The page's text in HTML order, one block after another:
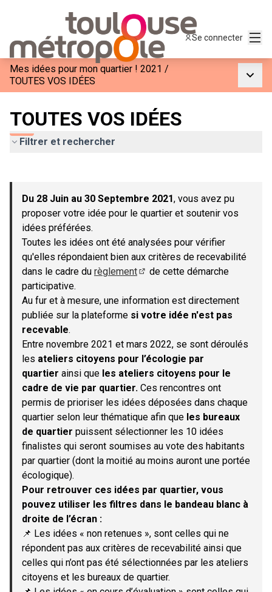
Se connecter
Mes idées pour mon quartier ! 2021 /
TOUTES VOS IDÉES
TOUTES VOS IDÉES
Filtrer et rechercher
−
Du 28 Juin au 30 Septembre 2021, vous avez pu
proposer votre idée pour le quartier et soutenir vos
idées préférées.
Toutes les idées ont été analysées pour vérifier
qu'elles répondaient bien aux critères de recevabilité
dans le cadre du règlement
de cette démarche
participative.
Au fur et à mesure, une information est directement
publiée sur la plateforme si votre idée n'est pas
recevable.
Entre novembre 2021 et mars 2022, se sont déroulés
les ateliers citoyens pour l’écologie par
quartier ainsi que les ateliers citoyens pour le
cadre de vie par quartier. Ces rencontres ont
permis de prioriser les idées déposées dans chaque
quartier selon leur thématique afin que les bureaux
de quartier puissent sélectionner les 10 idées
finalistes qui seront soumises au vote des habitants
par quartier (dont la moitié au moins auront une portée
écologique).
Pour retrouver ces idées par quartier, vous
pouvez utiliser les filtres dans le bandeau blanc à
droite de l’écran :
📌 Les idées « non retenues », sont celles qui ne
répondent pas aux critères de recevabilité ainsi que
celles qui n’ont pas été sélectionnées par les ateliers
citoyens et les bureaux de quartier.